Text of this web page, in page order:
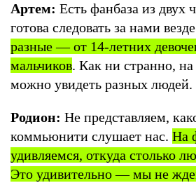
Артем: Есть фанбаза из двух
готова следовать за нами
разные — от 14-летних
мальчиков. Как ни странно,
можно увидеть разных
Родион: Не представляем,
коммьюнити слушает нас. На
удивляемся, откуда столько
Это удивительно — мы не